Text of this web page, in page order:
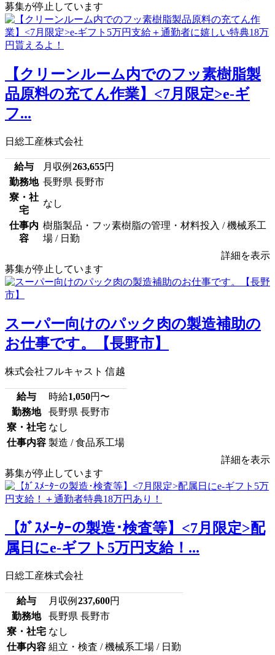
募集が停止しています
【クリーンルーム内でのフッ素樹脂製
品原料の充てん作業】<7月限定>e-ギ
フ...
日総工産株式会社
給与 月収例 263,655円
勤務地 長野県 長野市
寮・社
宅
なし
仕事内
容
樹脂製品・フッ素樹脂の管理・材料投入 / 機械系工
場 / 日勤
詳細を表示
募集が停止しています
スーパー向けのパック肉の製造補助の
お仕事です。【長野市】
株式会社フルキャスト 信越
給与 時給1,050円〜
勤務地
長野県 長野市
寮・社宅 なし
仕事内容 製造 / 食品系工場
詳細を表示
募集が停止しています
【ｶﾞｽﾒｰﾀｰの製造･検査等】<7月限定>配
属日にe-ギフト5万円支給！...
日総工産株式会社
給与 月収例 237,600円
勤務地
長野県 長野市
寮・社宅 なし
仕事内容 組立・検査 / 機械系工場 / 日勤